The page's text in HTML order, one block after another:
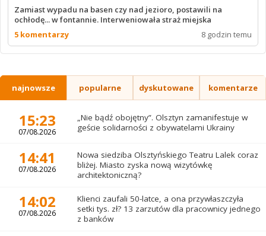
Zamiast wypadu na basen czy nad jezioro, postawili na
ochłodę... w fontannie. Interweniowała straż miejska
5 komentarzy
8 godzin temu
najnowsze popularne dyskutowane komentarze
15:23
07/08.2026
„Nie bądź obojętny”. Olsztyn zamanifestuje w
geście solidarności z obywatelami Ukrainy
14:41
07/08.2026
Nowa siedziba Olsztyńskiego Teatru Lalek coraz
bliżej. Miasto zyska nową wizytówkę
architektoniczną?
14:02
07/08.2026
Klienci zaufali 50-latce, a ona przywłaszczyła
setki tys. zł? 13 zarzutów dla pracownicy jednego
z banków